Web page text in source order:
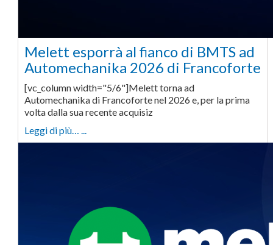
Melett esporrà al fianco di BMTS ad
Automechanika 2026 di Francoforte
[vc_column width="5/6"]Melett torna ad
Automechanika di Francoforte nel 2026 e, per la prima
volta dalla sua recente acquisiz
Leggi di più… ...